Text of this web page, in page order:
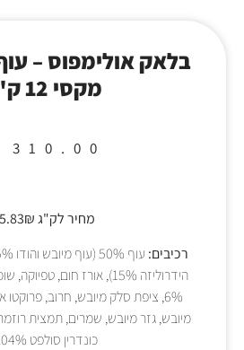
בלאק אולימפוס – עוף
מקסי 12 ק"ג
310.00
מחיר לק"ג 25.83₪
רכיבים:
6%, ציפת סלק מיובש, חרוב, פרוקטו
כונדרין סולפט 0.04%.